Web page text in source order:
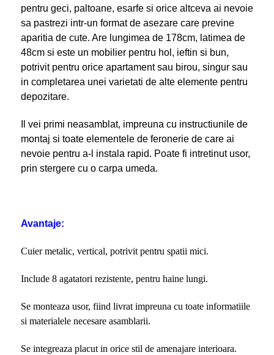
pentru geci, paltoane, esarfe si orice altceva ai nevoie
sa pastrezi intr-un format de asezare care previne
aparitia de cute. Are lungimea de 178cm, latimea de
48cm si este un mobilier pentru hol, ieftin si bun,
potrivit pentru orice apartament sau birou, singur sau
in completarea unei varietati de alte elemente pentru
depozitare.
Il vei primi neasamblat, impreuna cu instructiunile de
montaj si toate elementele de feronerie de care ai
nevoie pentru a-l instala rapid. Poate fi intretinut usor,
prin stergere cu o carpa umeda.
Avantaje:
Cuier metalic, vertical, potrivit pentru spatii mici.
Include 8 agatatori rezistente, pentru haine lungi.
Se monteaza usor, fiind livrat impreuna cu toate informatiile
si materialele necesare asamblarii.
Se integreaza placut in orice stil de amenajare interioara.